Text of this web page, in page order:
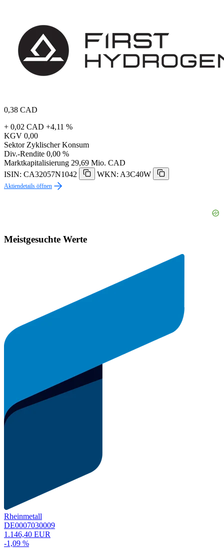
0,38 CAD
+ 0,02 CAD +4,11 %
KGV 0,00
Sektor Zyklischer Konsum
Div.-Rendite 0,00 %
Marktkapitalisierung 29,69 Mio. CAD
ISIN: CA32057N1042
WKN: A3C40W
Aktiendetails öffnen
Meistgesuchte Werte
Rheinmetall
DE0007030009
1.146,40 EUR
-1,09 %